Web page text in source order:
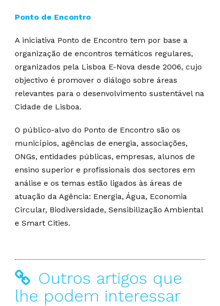
Ponto de Encontro
A iniciativa Ponto de Encontro tem por base a
organização de encontros temáticos regulares,
organizados pela Lisboa E-Nova desde 2006, cujo
objectivo é promover o diálogo sobre áreas
relevantes para o desenvolvimento sustentável na
Cidade de Lisboa.
O público-alvo do Ponto de Encontro são os
municípios, agências de energia, associações,
ONGs, entidades públicas, empresas, alunos de
ensino superior e profissionais dos sectores em
análise e os temas estão ligados às áreas de
atuação da Agência: Energia, Água, Economia
Circular, Biodiversidade, Sensibilização Ambiental
e Smart Cities.
Outros artigos que
lhe podem interessar